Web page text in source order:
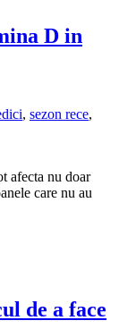
D in
, sezon rece,
afecta nu doar
care nu au
de a face